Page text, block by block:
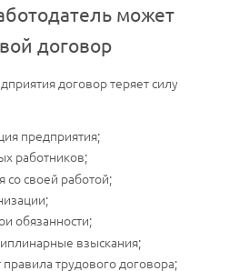
может
договор
договор теряет силу
предприятия;
работников;
со своей работой;
обязанности;
взыскания;
трудового договора;